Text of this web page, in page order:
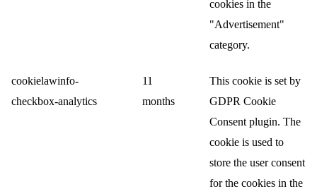
cookies in the
"Advertisement"
category.
cookielawinfo-
checkbox-analytics
11
months
This cookie is set by
GDPR Cookie
Consent plugin. The
cookie is used to
store the user consent
for the cookies in the